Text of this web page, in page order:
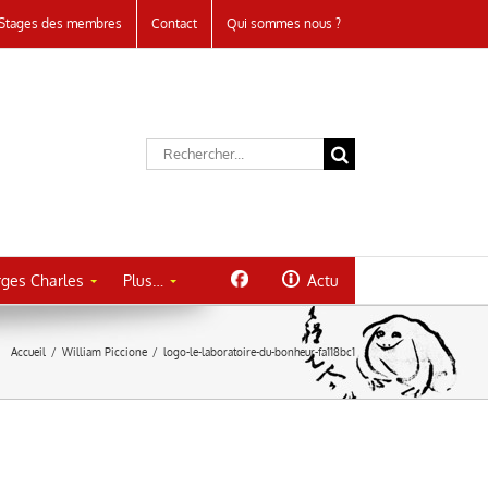
des membres Contact Qui sommes nous ?
Rechercher:
Charles Plus… Actu
Accueil / William Piccione / logo-le-laboratoire-du-bonheur-fa118bc1